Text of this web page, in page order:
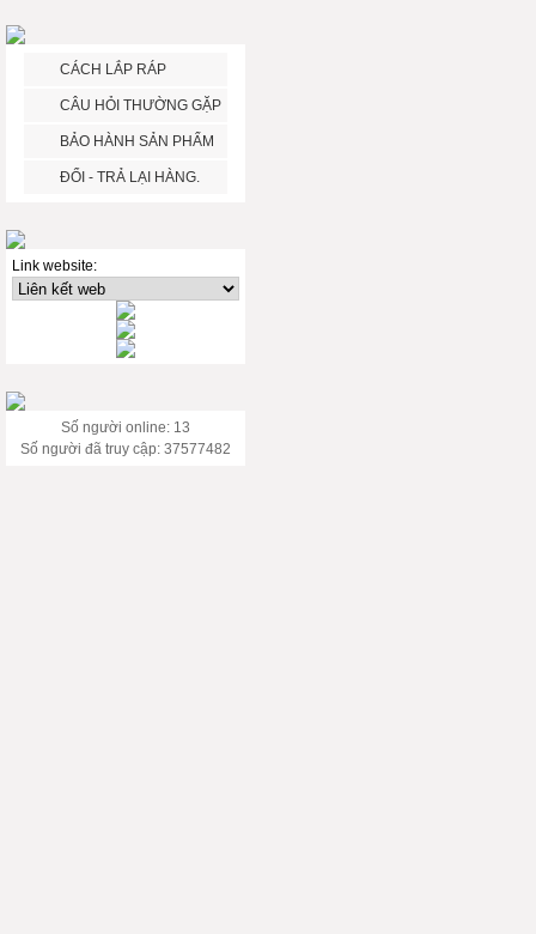
CÁCH LẮP RÁP
CÂU HỎI THƯỜNG GẶP
BẢO HÀNH SẢN PHẨM
ĐỔI - TRẢ LẠI HÀNG.
Link website:
Số người online: 13
Số người đã truy cập: 37577482